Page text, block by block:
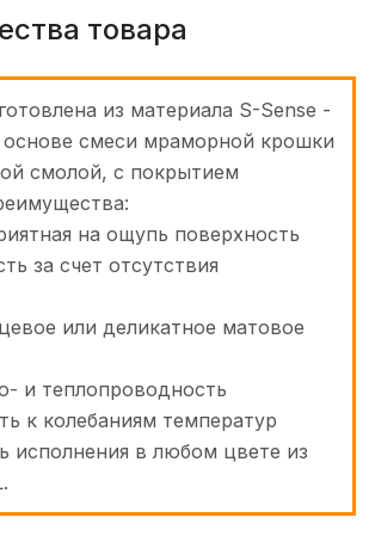
товара
из материала S-Sense -
основе смеси мраморной крошки
смолой, с покрытием
на ощупь поверхность
за счет отсутствия
или деликатное матовое
и теплопроводность
к колебаниям температур
исполнения в любом цвете из